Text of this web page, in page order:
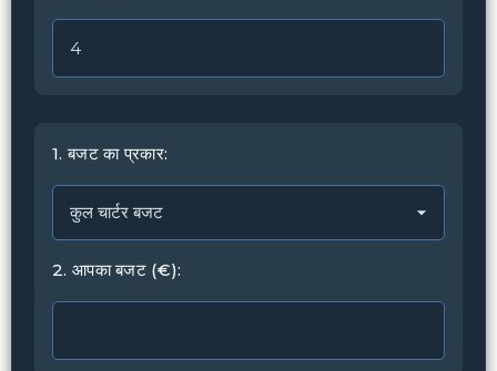
1. बजट का प्रकार:
2. आपका बजट (€):